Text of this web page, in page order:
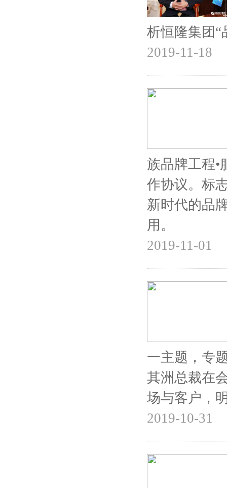
析恒隆集团“
2019-11-18
族品牌工程•
作协议。标
新时代的品
用。
2019-11-01
一主题，专
其洲总裁在
场与客户，
2019-10-31